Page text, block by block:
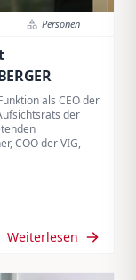
Personen
als CEO der
der
COO der VIG,
Weiterlesen